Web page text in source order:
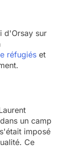
d'Orsay sur
réfugiés et
un camp
imposé
Ce